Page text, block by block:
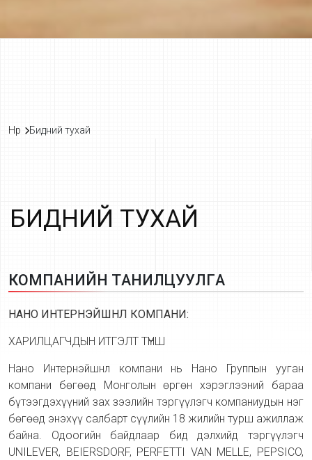
Нүүр Бидний тухай
БИДНИЙ ТУХАЙ
КО М ПАН И Й Н ТАН И Л ЦУУЛ ГА
НАНО ИНТЕРНЭЙШНЛ КОМПАНИ:
ХАРИЛЦАГЧДЫН ИТГЭЛТ ТҮНШ
Нано Интернэйшнл компани нь Нано Группын ууган
компани бөгөөд Монголын өргөн хэрэглээний бараа
бүтээгдэхүүний зах зээлийн тэргүүлэгч компаниудын нэг
бөгөөд энэхүү салбарт сүүлийн 18 жилийн турш ажиллаж
байна. Одоогийн байдлаар бид дэлхийд тэргүүлэгч
UNILEVER, BEIERSDORF, PERFETTI VAN MELLE, PEPSICO,